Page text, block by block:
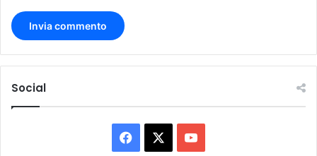
Social
Facebook You